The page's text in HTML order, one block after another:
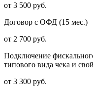
от 3 500 руб.
Договор с ОФД (15 мес.)
от 2 700 руб.
Подключение
типового вида чека и
от 3 300 руб.